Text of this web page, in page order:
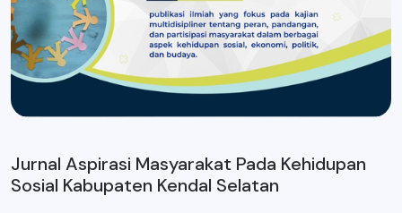
Jurnal Aspirasi Masyarakat Pada Kehidupan
Sosial Kabupaten Kendal Selatan